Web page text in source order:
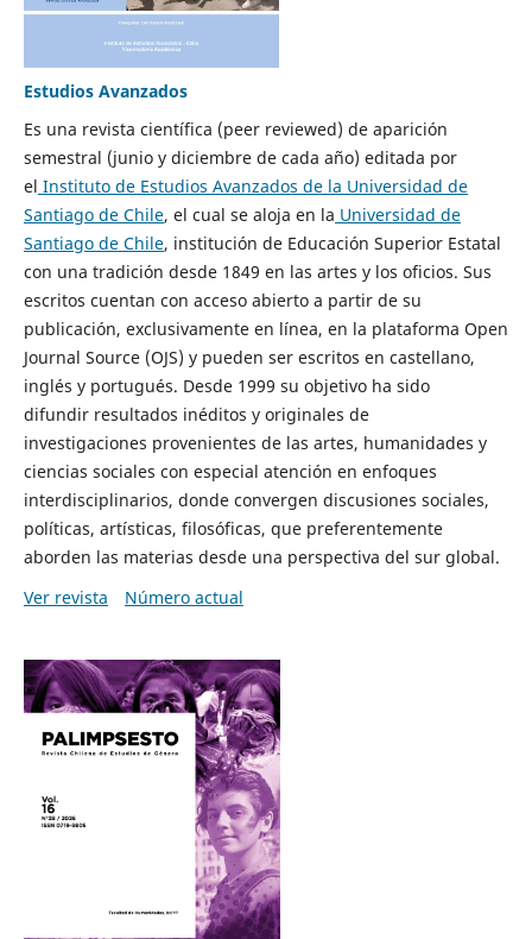
Estudios Avanzados
Es una revista científica (peer reviewed) de aparición
semestral (junio y diciembre de cada año) editada por
el Instituto de Estudios Avanzados de la Universidad de
Santiago de Chile, el cual se aloja en la Universidad de
Santiago de Chile, institución de Educación Superior Estatal
con una tradición desde 1849 en las artes y los oficios. Sus
escritos cuentan con acceso abierto a partir de su
publicación, exclusivamente en línea, en la plataforma Open
Journal Source (OJS) y pueden ser escritos en castellano,
inglés y portugués. Desde 1999 su objetivo ha sido
difundir resultados inéditos y originales de
investigaciones provenientes de las artes, humanidades y
ciencias sociales con especial atención en enfoques
interdisciplinarios, donde convergen discusiones sociales,
políticas, artísticas, filosóficas, que preferentemente
aborden las materias desde una perspectiva del sur global.
Ver revista
Número actual